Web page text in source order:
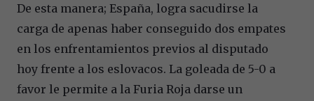
De esta manera; España, logra sacudirse la
carga de apenas haber conseguido dos empates
en los enfrentamientos previos al disputado
hoy frente a los eslovacos. La goleada de 5-0 a
favor le permite a la Furia Roja darse un